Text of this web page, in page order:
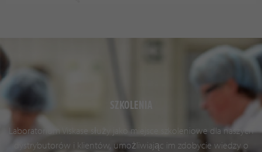
SZKOLENIA
Laboratorium Viskase służy jako miejsce szkoleniowe dla naszych
dystrybutorów i klientów, umożliwiając im zdobycie wiedzy o